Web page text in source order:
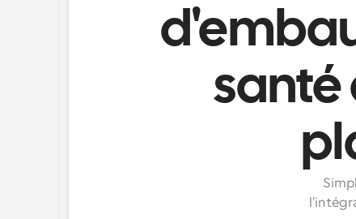
santé